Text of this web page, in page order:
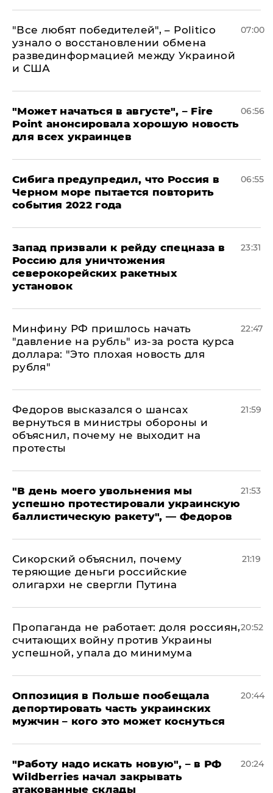
​"Все любят победителей", – Politico
узнало о восстановлении обмена
развединформацией между Украиной
и США
07:00
"Может начаться в августе", – Fire
Point анонсировала хорошую новость
для всех украинцев
06:56
Сибига предупредил, что Россия в
Черном море пытается повторить
события 2022 года
06:55
Запад призвали к рейду спецназа в
Россию для уничтожения
северокорейских ракетных
установок
23:31
Минфину РФ пришлось начать
"давление на рубль" из-за роста курса
доллара: "Это плохая новость для
рубля"
22:47
Федоров высказался о шансах
вернуться в министры обороны и
объяснил, почему не выходит на
протесты
21:59
​"В день моего увольнения мы
успешно протестировали украинскую
баллистическую ракету", — Федоров
21:53
Сикорский объяснил, почему
теряющие деньги российские
олигархи не свергли Путина
21:19
​Пропаганда не работает: доля россиян,
считающих войну против Украины
успешной, упала до минимума
20:52
Оппозиция в Польше пообещала
депортировать часть украинских
мужчин – кого это может коснуться
20:44
"Работу надо искать новую", – в РФ
Wildberries начал закрывать
атакованные склады
20:24